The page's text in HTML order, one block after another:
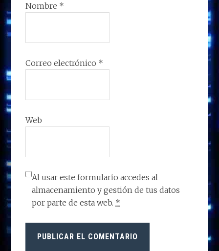
Nombre *
Correo electrónico *
Web
Al usar este formulario accedes al
almacenamiento y gestión de tus datos
por parte de esta web. *